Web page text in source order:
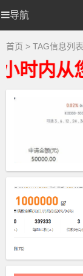
导航
全
-
贷
相
源
码
地
棋牌源码
首页 > TAG信息列
内从